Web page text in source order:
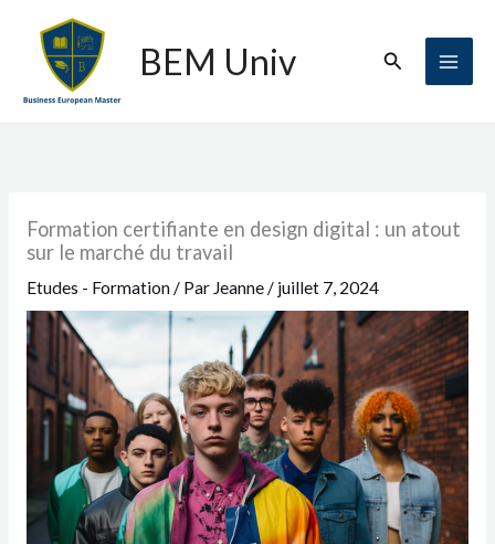
contenu
BEM Univ Rechercher
Formation certifiante en design digital : un atout
sur le marché du travail
Etudes - Formation/ Par Jeanne/ juillet 7, 2024